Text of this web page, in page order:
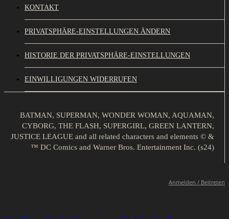
KONTAKT
PRIVATSPHÄRE-EINSTELLUNGEN ÄNDERN
HISTORIE DER PRIVATSPHÄRE-EINSTELLUNGEN
EINWILLIGUNGEN WIDERRUFEN
BATMAN, SUPERMAN, WONDER WOMAN, AQUAMAN,
CYBORG, THE FLASH, SUPERGIRL, GREEN LANTERN,
JUSTICE LEAGUE and all related characters and elements © &
™ DC Comics and Warner Bros. Entertainment Inc. (s24)
Anmelden / Beitreten